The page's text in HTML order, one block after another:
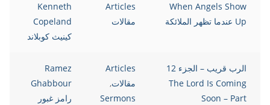
When Angels Show
Up عندما تظهر الملائكة
Articles
مقالات
Kenneth
Copeland
كينيث كوبلاند
الرب قريب – الجزء 12
The Lord Is Coming
Soon – Part
Articles
مقالات,
Sermons
Ramez
Ghabbour
رامز غبور